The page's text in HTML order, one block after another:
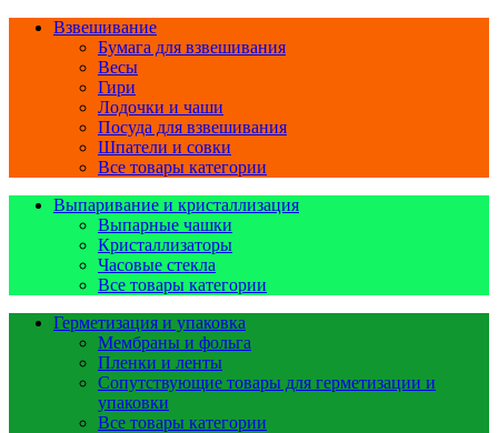
Взвешивание
Бумага для взвешивания
Весы
Гири
Лодочки и чаши
Посуда для взвешивания
Шпатели и совки
Все товары категории
Выпаривание и кристаллизация
Выпарные чашки
Кристаллизаторы
Часовые стекла
Все товары категории
Герметизация и упаковка
Мембраны и фольга
Пленки и ленты
Сопутствующие товары для герметизации и
упаковки
Все товары категории